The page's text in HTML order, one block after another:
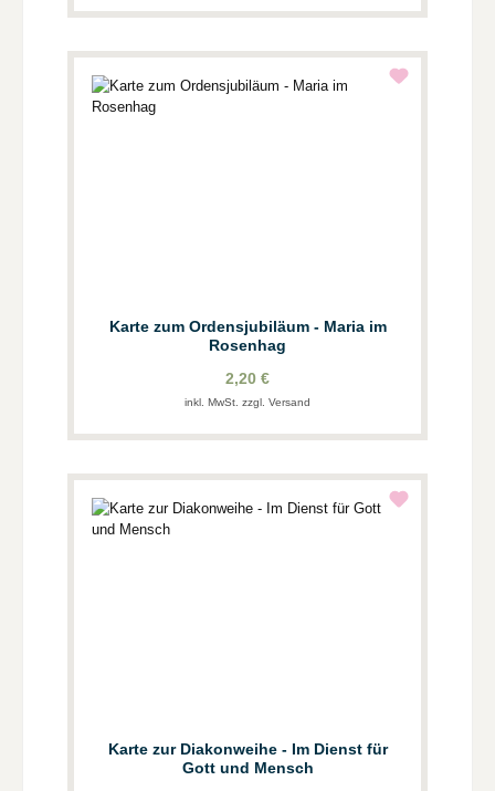
Karte zum Ordensjubiläum - Maria im
Rosenhag
2,20 €
inkl. MwSt. zzgl. Versand
Karte zur Diakonweihe - Im Dienst für
Gott und Mensch